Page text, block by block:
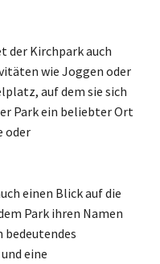
der Kirchpark auch
wie Joggen oder
auf dem sie sich
Park ein beliebter Ort
oder
einen Blick auf die
Park ihren Namen
bedeutendes
eine